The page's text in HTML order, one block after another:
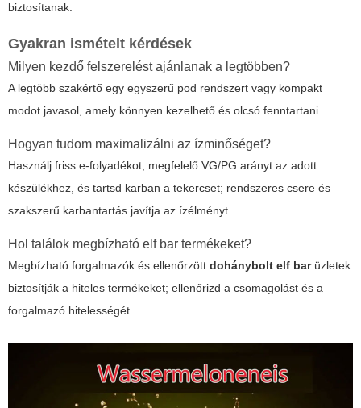
biztosítanak.
Gyakran ismételt kérdések
Milyen kezdő felszerelést ajánlanak a legtöbben?
A legtöbb szakértő egy egyszerű pod rendszert vagy kompakt
modot javasol, amely könnyen kezelhető és olcsó fenntartani.
Hogyan tudom maximalizálni az ízminőséget?
Használj friss e-folyadékot, megfelelő VG/PG arányt az adott
készülékhez, és tartsd karban a tekercset; rendszeres csere és
szakszerű karbantartás javítja az ízélményt.
Hol találok megbízható elf bar termékeket?
Megbízható forgalmazók és ellenőrzött dohánybolt elf barüzletek
biztosítják a hiteles termékeket; ellenőrizd a csomagolást és a
forgalmazó hitelességét.